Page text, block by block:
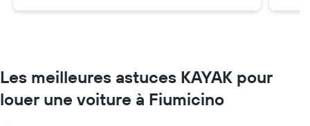
la file d'attente, cependant, comme dans
Les meilleures astuces KAYAK pour
louer une voiture à Fiumicino